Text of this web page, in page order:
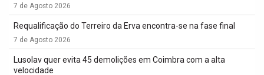
7 de Agosto 2026
Requalificação do Terreiro da Erva encontra-se na fase final
7 de Agosto 2026
Lusolav quer evita 45 demolições em Coimbra com a alta
velocidade